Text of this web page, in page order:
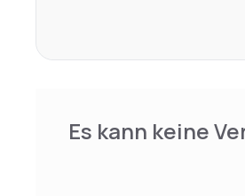
Es kann keine